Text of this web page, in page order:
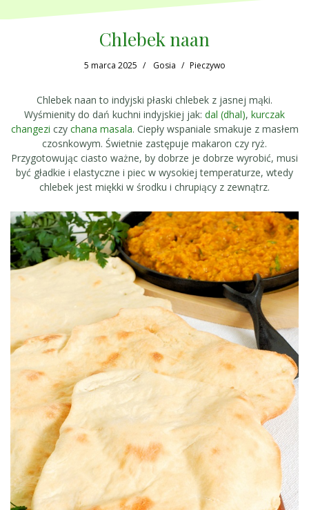
Chlebek naan
5 marca 2025 Gosia Pieczywo
Chlebek naan to indyjski płaski chlebek z jasnej mąki.
Wyśmienity do dań kuchni indyjskiej jak: dal (dhal), kurczak
changezi czy chana masala. Ciepły wspaniale smakuje z masłem
czosnkowym. Świetnie zastępuje makaron czy ryż.
Przygotowując ciasto ważne, by dobrze je dobrze wyrobić, musi
być gładkie i elastyczne i piec w wysokiej temperaturze, wtedy
chlebek jest miękki w środku i chrupiący z zewnątrz.